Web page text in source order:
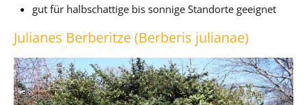
gut für halbschattige bis sonnige Standorte geeignet
Julianes Berberitze (Berberis julianae)